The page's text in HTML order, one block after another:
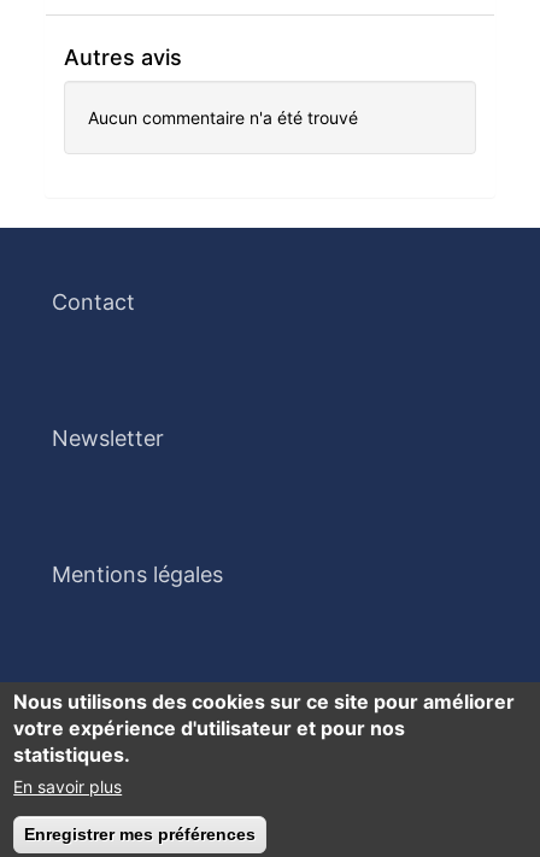
Autres avis
Aucun commentaire n'a été trouvé
Contact
Newsletter
Mentions légales
Accessibilité : partiellement conforme
Nous utilisons des cookies sur ce site pour améliorer
votre expérience d'utilisateur et pour nos
statistiques.
En savoir plus
Enregistrer mes préférences